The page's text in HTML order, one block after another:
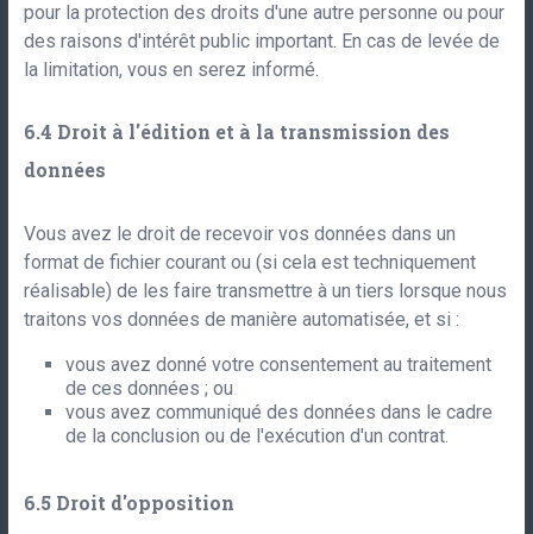
pour la protection des droits d'une autre personne ou pour
des raisons d'intérêt public important. En cas de levée de
la limitation, vous en serez informé.
Droit à l'édition et à la transmission des
données
Vous avez le droit de recevoir vos données dans un
format de fichier courant ou (si cela est techniquement
réalisable) de les faire transmettre à un tiers lorsque nous
traitons vos données de manière automatisée, et si :
vous avez donné votre consentement au traitement
de ces données ; ou
vous avez communiqué des données dans le cadre
de la conclusion ou de l'exécution d'un contrat.
Droit d'opposition